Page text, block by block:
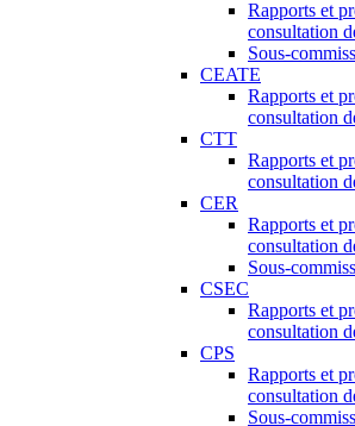
Rapports et
consultation
Sous-
CEATE
Rapports et
consultation
CTT
Rapports et
consultation
CER
Rapports et
consultation
Sous-
CSEC
Rapports et
consultation
CPS
Rapports et
consultation
Sous-